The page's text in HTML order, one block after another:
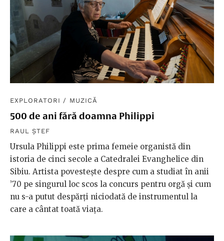
EXPLORATORI / MUZICĂ
500 de ani fără doamna Philippi
RAUL ȘTEF
Ursula Philippi este prima femeie organistă din
istoria de cinci secole a Catedralei Evanghelice din
Sibiu. Artista povestește despre cum a studiat în anii
’70 pe singurul loc scos la concurs pentru orgă și cum
nu s-a putut despărți niciodată de instrumentul la
care a cântat toată viața.